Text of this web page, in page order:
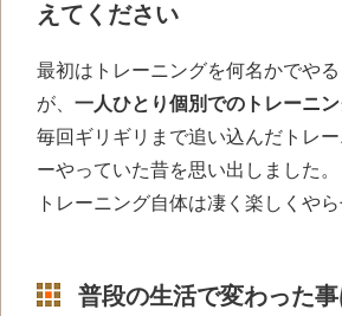
えてください
最初はトレーニングを何名かでや
が、 一人ひとり個別でのトレーニ
毎回ギリギリまで追い込んだトレ
ーやっていた昔を思い出しました。
トレーニング自体は凄く楽しくやら
普段の生活で変わった